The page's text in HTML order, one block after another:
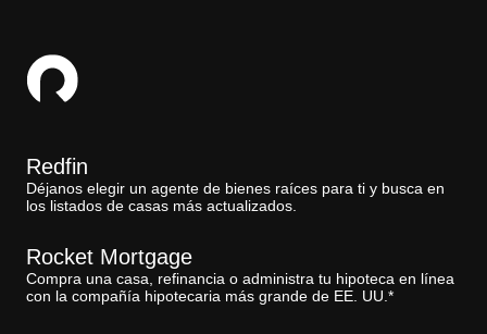
Redfin
Déjanos elegir un agente de bienes raíces para ti y busca en
los listados de casas más actualizados.
Rocket Mortgage
Compra una casa, refinancia o administra tu hipoteca en línea
con la compañía hipotecaria más grande de EE. UU.*